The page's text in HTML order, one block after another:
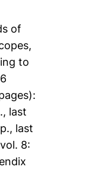
of
to
last
last
8: